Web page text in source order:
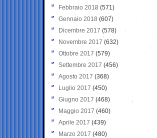
Febbraio 2018 (571)
Gennaio 2018 (607)
Dicembre 2017 (578)
Novembre 2017 (632)
Ottobre 2017 (579)
Settembre 2017 (456)
Agosto 2017 (368)
Luglio 2017 (450)
Giugno 2017 (468)
Maggio 2017 (460)
Aprile 2017 (439)
Marzo 2017 (480)